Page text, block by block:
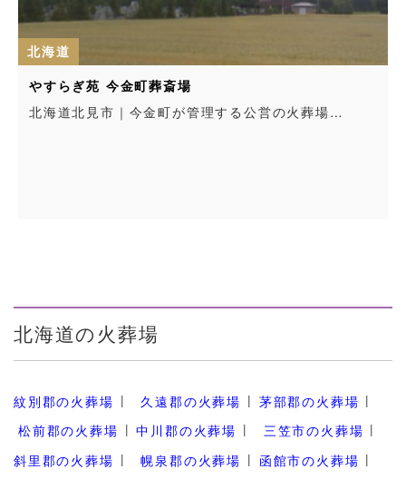
公営の火葬場…
岩内町霊苑
北海道岩内郡｜岩内町の方は金額の
北海道の火葬場
紋別郡の火葬場 久遠郡の火葬場
茅部郡の火葬場
松前郡の火葬場
中川郡の火葬場
三笠市の火葬場
斜里郡の火葬場
幌泉郡の火葬場
函館市の火葬場